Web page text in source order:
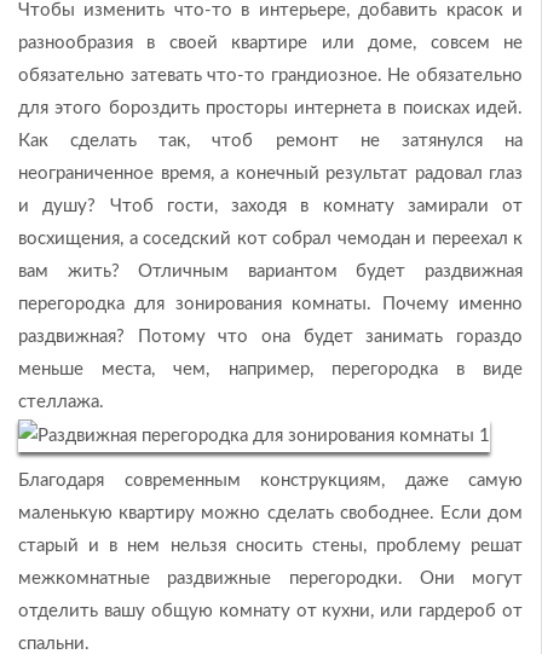
Чтобы изменить что-то в интерьере, добавить красок и
разнообразия в своей квартире или доме, совсем не
обязательно затевать что-то грандиозное. Не обязательно
для этого бороздить просторы интернета в поисках идей.
Как сделать так, чтоб ремонт не затянулся на
неограниченное время, а конечный результат радовал глаз
и душу? Чтоб гости, заходя в комнату замирали от
восхищения, а соседский кот собрал чемодан и переехал к
вам жить? Отличным вариантом будет раздвижная
перегородка для зонирования комнаты. Почему именно
раздвижная? Потому что она будет занимать гораздо
меньше места, чем, например, перегородка в виде
стеллажа.
Благодаря современным конструкциям, даже самую
маленькую квартиру можно сделать свободнее. Если дом
старый и в нем нельзя сносить стены, проблему решат
межкомнатные раздвижные перегородки. Они могут
отделить вашу общую комнату от кухни, или гардероб от
спальни.